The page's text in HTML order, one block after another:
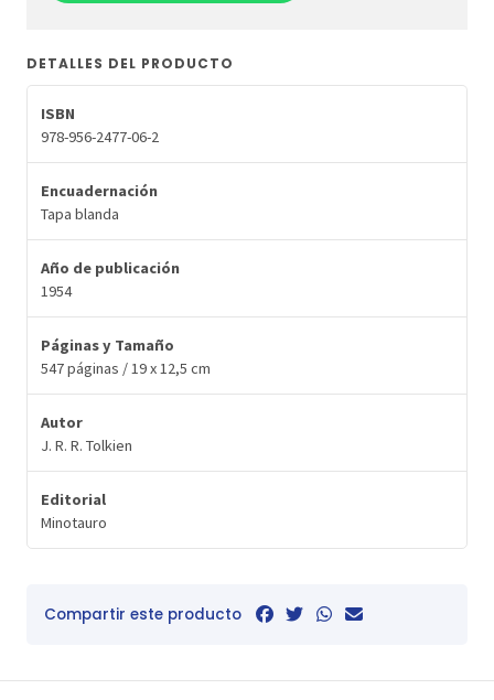
DETALLES DEL PRODUCTO
ISBN
978-956-2477-06-2
Encuadernación
Tapa blanda
Año de publicación
1954
Páginas y Tamaño
547 páginas / 19 x 12,5 cm
Autor
J. R. R. Tolkien
Editorial
Minotauro
Compartir este producto